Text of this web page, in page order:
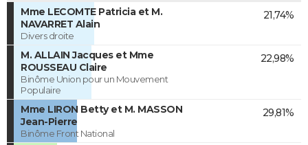
Mme LECOMTE Patricia et M.
NAVARRET Alain
Divers droite
21,74%
M. ALLAIN Jacques et Mme
ROUSSEAU Claire
Binôme Union pour un Mouvement
Populaire
22,98%
Mme LIRON Betty et M. MASSON
Jean-Pierre
Binôme Front National
29,81%